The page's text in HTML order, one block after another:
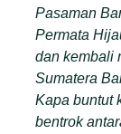
Pasaman
Permata
dan kembali
Sumatera
Kapa buntut
bentrok